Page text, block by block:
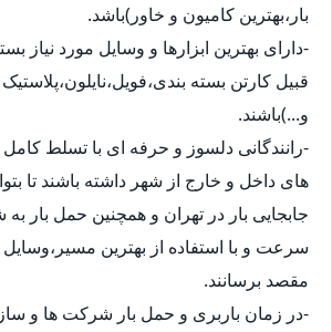
بار،بهترین کامیون و خاور)باشد.
-دارای بهترین ابزارها و وسایل مورد نیاز
قبیل کارتن بسته
و...)باشند.
-رانندگانی دلسوز و حرفه ای با تسلط کامل
های داخل و خارج از شهر داشته باشند تا
جابجایی بار در تهران و همچنین حمل بار
سرعت و با استفاده از بهترین مسیر،وسایل
مقصد برسانند.
-در زمان باربری و حمل بار شرکت ها و